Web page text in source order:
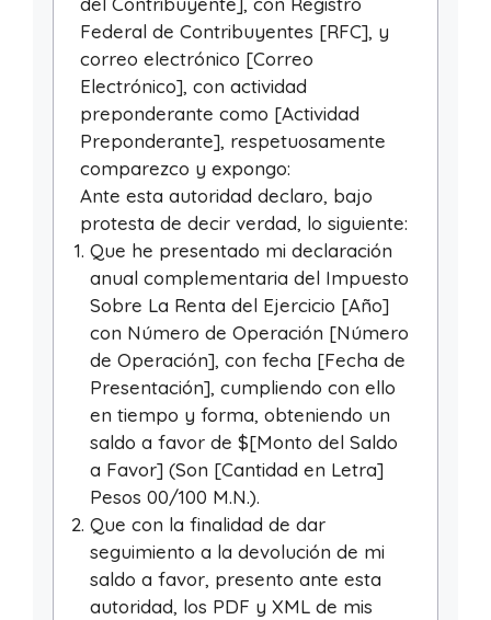
Federal de Contribuyentes [RFC], y
correo electrónico [Correo
Electrónico], con actividad
preponderante como [Actividad
Preponderante], respetuosamente
comparezco y expongo:
Ante esta autoridad declaro, bajo
protesta de decir verdad, lo siguiente:
Que he presentado mi declaración
anual complementaria del Impuesto
Sobre La Renta del Ejercicio [Año]
con Número de Operación [Número
de Operación], con fecha [Fecha de
Presentación], cumpliendo con ello
en tiempo y forma, obteniendo un
saldo a favor de $[Monto del Saldo
a Favor] (Son [Cantidad en Letra]
Pesos 00/100 M.N.).
Que con la finalidad de dar
seguimiento a la devolución de mi
saldo a favor, presento ante esta
autoridad, los PDF y XML de mis